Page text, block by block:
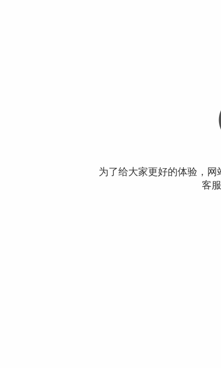
为了给大家更好的体验，
客